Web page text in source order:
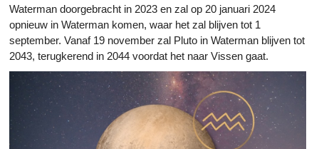
Waterman doorgebracht in 2023 en zal op 20 januari 2024
opnieuw in Waterman komen, waar het zal blijven tot 1
september. Vanaf 19 november zal Pluto in Waterman blijven tot
2043, terugkerend in 2044 voordat het naar Vissen gaat.